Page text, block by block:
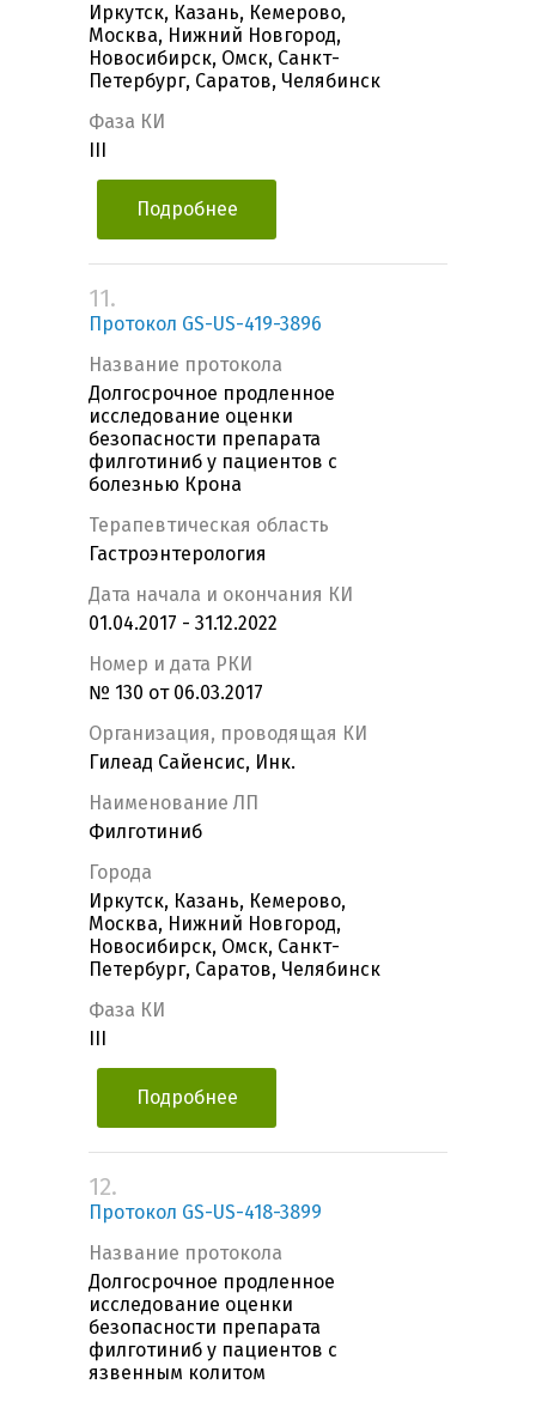
Иркутск, Казань, Кемерово,
Москва, Нижний Новгород,
Новосибирск, Омск, Санкт-
Петербург, Саратов, Челябинск
Фаза КИ
Подробнее
11.
Протокол GS-US-419-3896
Название протокола
Долгосрочное продленное
исследование оценки
безопасности препарата
филготиниб у пациентов с
болезнью Крона
Терапевтическая область
Гастроэнтерология
Дата начала и окончания КИ
01.04.2017 - 31.12.2022
Номер и дата РКИ
№ 130 от 06.03.2017
Организация, проводящая КИ
Гилеад Сайенсис, Инк.
Наименование ЛП
Филготиниб
Города
Иркутск, Казань, Кемерово,
Москва, Нижний Новгород,
Новосибирск, Омск, Санкт-
Петербург, Саратов, Челябинск
Фаза КИ
Подробнее
12.
Протокол GS-US-418-3899
Название протокола
Долгосрочное продленное
исследование оценки
безопасности препарата
филготиниб у пациентов с
язвенным колитом